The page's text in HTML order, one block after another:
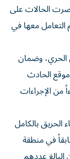
الحالات على
التعامل معها في
الحري، وضمان
الحادث
من الإجراءات
بالكامل
في المبنى المكوّن من 67 طابقاً في منطقة